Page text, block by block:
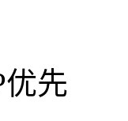
先